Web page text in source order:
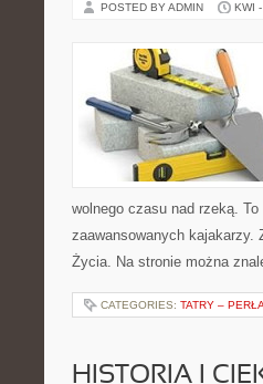
POSTED BY ADMIN KWI
wolnego czasu nad rzeką.
zaawansowanych kajakarzy.
Życia. Na stronie można
CATEGORIES: TATRY –
HISTORIA I